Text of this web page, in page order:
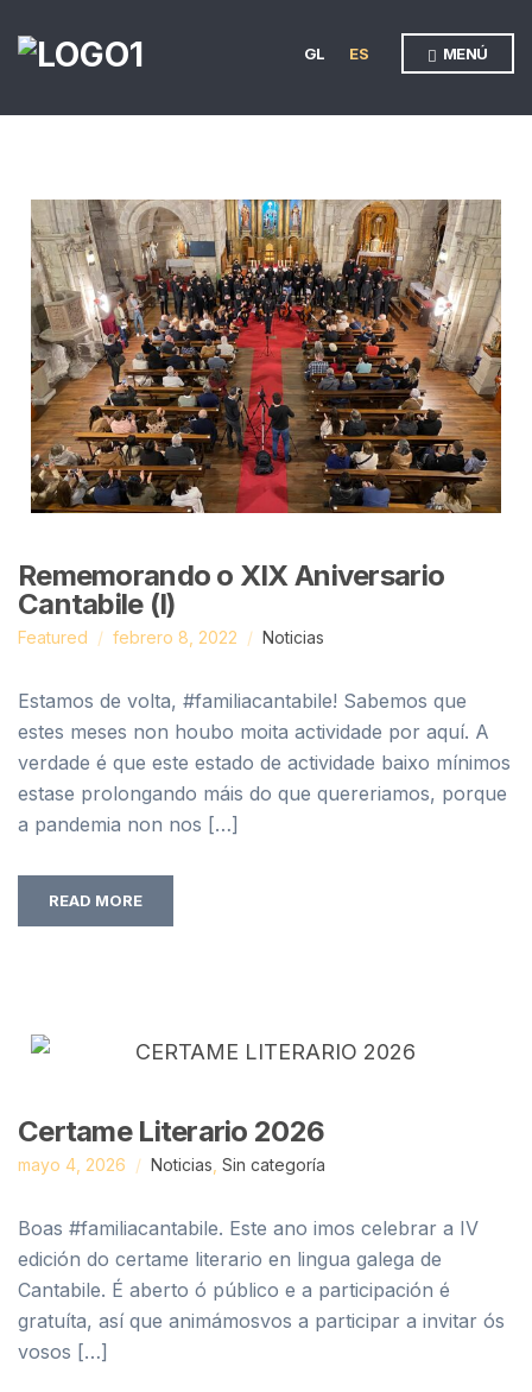
GL ES MENÚ
Rememorando o XIX Aniversario
Cantabile (I)
Featured febrero 8, 2022 Noticias
Estamos de volta, #familiacantabile! Sabemos que
estes meses non houbo moita actividade por aquí. A
verdade é que este estado de actividade baixo mínimos
estase prolongando máis do que quereriamos, porque
a pandemia non nos […]
READ MORE
Certame Literario 2026
mayo 4, 2026 Noticias Sin categoría
Boas #familiacantabile. Este ano imos celebrar a IV
edición do certame literario en lingua galega de
Cantabile. É aberto ó público e a participación é
gratuíta, así que animámosvos a participar a invitar ós
vosos […]